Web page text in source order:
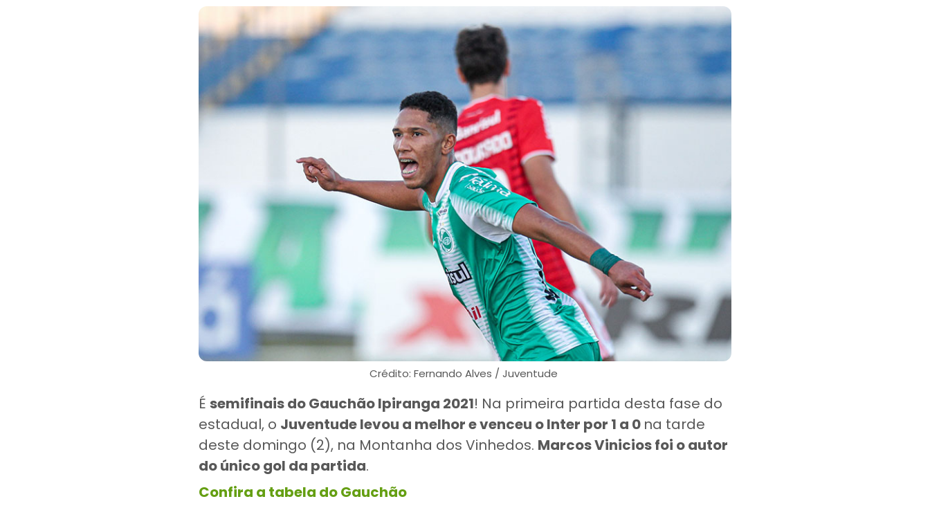
Crédito: Fernando Alves / Juventude
É semifinais do Gauchão Ipiranga 2021! Na primeira partida desta fase do
estadual, o Juventude levou a melhor e venceu o Inter por 1 a 0 na tarde
deste domingo (2), na Montanha dos Vinhedos. Marcos Vinicios foi o autor
do único gol da partida.
Confira a tabela do Gauchão